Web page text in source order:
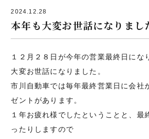
2024.12.28
本年も大変お世話になりまし
１２月２８日が今年の営業最終日にな
大変お世話になりました。
市川自動車では毎年最終営業日に会社
ゼントがあります。
１年お疲れ様でしたということと、最
ったりしますので